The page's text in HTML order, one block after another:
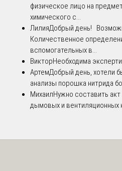
физическое лицо на
химического с...
ЛилияДобрый день!
Количественное
вспомогательных в...
ВикторНеобходима
АртемДобрый день, хотели
анализы порошка нитрида
МихаилНужно составить
дымовых и вентиляционных